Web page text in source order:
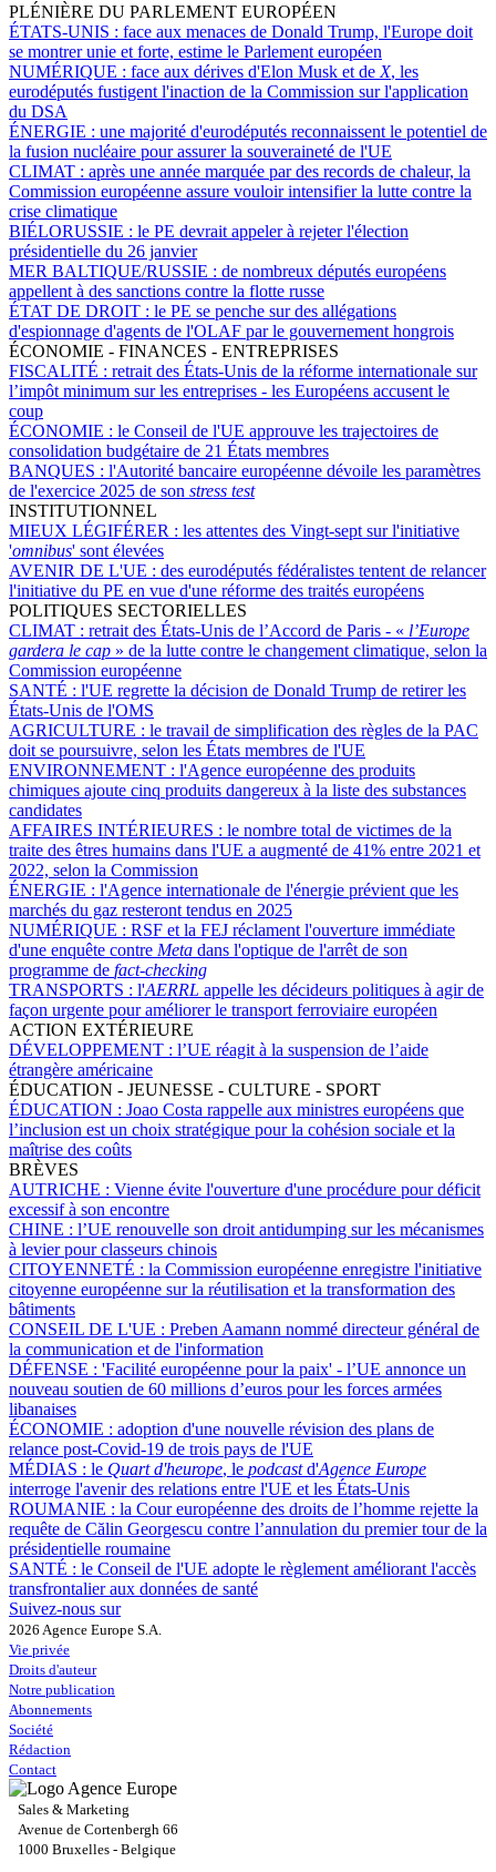
PLÉNIÈRE DU PARLEMENT EUROPÉEN
ÉTATS-UNIS : face aux menaces de Donald Trump, l'Europe doit
se montrer unie et forte, estime le Parlement européen
NUMÉRIQUE : face aux dérives d'Elon Musk et de X, les
eurodéputés fustigent l'inaction de la Commission sur l'application
du DSA
ÉNERGIE : une majorité d'eurodéputés reconnaissent le potentiel de
la fusion nucléaire pour assurer la souveraineté de l'UE
CLIMAT : après une année marquée par des records de chaleur, la
Commission européenne assure vouloir intensifier la lutte contre la
crise climatique
BIÉLORUSSIE : le PE devrait appeler à rejeter l'élection
présidentielle du 26 janvier
MER BALTIQUE/RUSSIE : de nombreux députés européens
appellent à des sanctions contre la flotte russe
ÉTAT DE DROIT : le PE se penche sur des allégations
d'espionnage d'agents de l'OLAF par le gouvernement hongrois
ÉCONOMIE - FINANCES - ENTREPRISES
FISCALITÉ : retrait des États-Unis de la réforme internationale sur
l’impôt minimum sur les entreprises - les Européens accusent le
coup
ÉCONOMIE : le Conseil de l'UE approuve les trajectoires de
consolidation budgétaire de 21 États membres
BANQUES : l'Autorité bancaire européenne dévoile les paramètres
de l'exercice 2025 de son stress test
INSTITUTIONNEL
MIEUX LÉGIFÉRER : les attentes des Vingt-sept sur l'initiative
'omnibus' sont élevées
AVENIR DE L'UE : des eurodéputés fédéralistes tentent de relancer
l'initiative du PE en vue d'une réforme des traités européens
POLITIQUES SECTORIELLES
CLIMAT : retrait des États-Unis de l’Accord de Paris - « l’Europe
gardera le cap » de la lutte contre le changement climatique, selon la
Commission européenne
SANTÉ : l'UE regrette la décision de Donald Trump de retirer les
États-Unis de l'OMS
AGRICULTURE : le travail de simplification des règles de la PAC
doit se poursuivre, selon les États membres de l'UE
ENVIRONNEMENT : l'Agence européenne des produits
chimiques ajoute cinq produits dangereux à la liste des substances
candidates
AFFAIRES INTÉRIEURES : le nombre total de victimes de la
traite des êtres humains dans l'UE a augmenté de 41% entre 2021 et
2022, selon la Commission
ÉNERGIE : l'Agence internationale de l'énergie prévient que les
marchés du gaz resteront tendus en 2025
NUMÉRIQUE : RSF et la FEJ réclament l'ouverture immédiate
d'une enquête contre Meta dans l'optique de l'arrêt de son
programme de fact-checking
TRANSPORTS : l'AERRL appelle les décideurs politiques à agir de
façon urgente pour améliorer le transport ferroviaire européen
ACTION EXTÉRIEURE
DÉVELOPPEMENT : l’UE réagit à la suspension de l’aide
étrangère américaine
ÉDUCATION - JEUNESSE - CULTURE - SPORT
ÉDUCATION : Joao Costa rappelle aux ministres européens que
l’inclusion est un choix stratégique pour la cohésion sociale et la
maîtrise des coûts
BRÈVES
AUTRICHE : Vienne évite l'ouverture d'une procédure pour déficit
excessif à son encontre
CHINE : l’UE renouvelle son droit antidumping sur les mécanismes
à levier pour classeurs chinois
CITOYENNETÉ : la Commission européenne enregistre l'initiative
citoyenne européenne sur la réutilisation et la transformation des
bâtiments
CONSEIL DE L'UE : Preben Aamann nommé directeur général de
la communication et de l'information
DÉFENSE : 'Facilité européenne pour la paix' - l’UE annonce un
nouveau soutien de 60 millions d’euros pour les forces armées
libanaises
ÉCONOMIE : adoption d'une nouvelle révision des plans de
relance post-Covid-19 de trois pays de l'UE
MÉDIAS : le Quart d'heurope, le podcastd'Agence Europe
interroge l'avenir des relations entre l'UE et les États-Unis
ROUMANIE : la Cour européenne des droits de l’homme rejette la
requête de Călin Georgescu contre l’annulation du premier tour de la
présidentielle roumaine
SANTÉ : le Conseil de l'UE adopte le règlement améliorant l'accès
transfrontalier aux données de santé
Suivez-nous sur
2026 Agence Europe S.A.
Vie privée
Droits d'auteur
Notre publication
Abonnements
Société
Rédaction
Contact
Sales & Marketing
Avenue de Cortenbergh 66
1000 Bruxelles - Belgique